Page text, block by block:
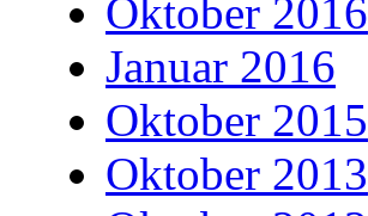
Oktober 2016
Januar 2016
Oktober 2015
Oktober 2013